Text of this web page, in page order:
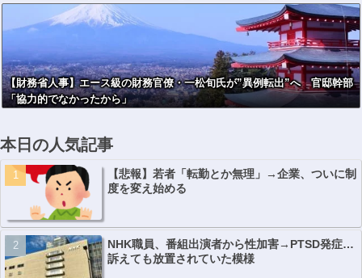
財務官僚・一松
旬氏を左遷「彼
った」財務省の
言いなりではな
いことが判明
「全面的に大賛
成、おっしゃる
税への主張めぐ
り
売上高は微増
も、法人数は10
年間で半減 黒
字企業割合は5年
ぶりに7割超え
が食中毒…3歳児
から75歳まで被
害
【財務省人事】エース級の財務官僚・一松旬氏が”異例転出”へ 官邸幹部
「協力的でなかったから」
本日の人気記事
【悲報】若者「転勤とか無理」→企業、ついに制
度を変え始める
NHK職員、番組出演者から性加害→PTSD発症…
訴えても放置されていた模様